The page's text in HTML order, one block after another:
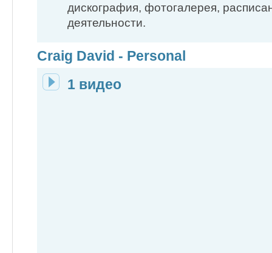
дискография, фотогалерея,
деятельности.
Craig David - Personal
1 видео